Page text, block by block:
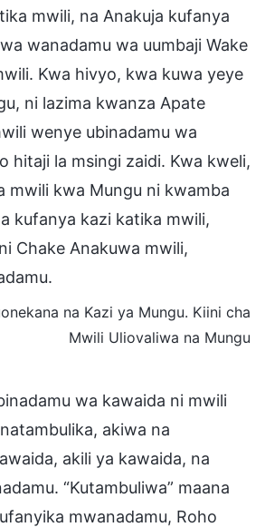
mwili, na Anakuja kufanya
wanadamu wa uumbaji Wake
Kwa hivyo, kwa kuwa yeye
ni lazima kwanza Apate
wenye ubinadamu wa
hitaji la msingi zaidi. Kwa kweli,
mwili kwa Mungu ni kwamba
kufanya kazi katika mwili,
Chake Anakuwa mwili,
na Kazi ya Mungu. Kiini cha
Mwili Uliovaliwa na Mungu
wa kawaida ni mwili
akiwa na
akili ya kawaida, na
“Kutambuliwa” maana
mwanadamu, Roho